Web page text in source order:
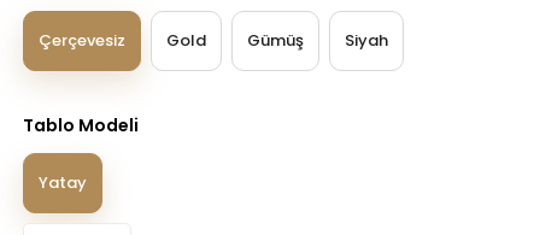
Çerçevesiz Gold Gümüş Siyah
Tablo Modeli
Yatay